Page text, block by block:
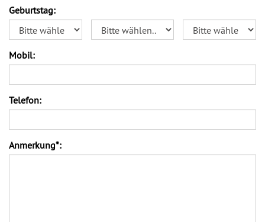
Geburtstag:
Mobil:
Telefon:
Anmerkung*: